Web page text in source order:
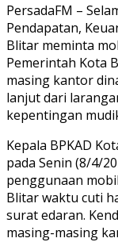
PersadaFM –
Pendapatan,
Blitar meminta
Pemerintah Kota
masing kantor
lanjut dari
kepentingan
Kepala BPKAD
pada Senin (8/4/
penggunaan
Blitar waktu cuti
surat edaran.
masing-masing